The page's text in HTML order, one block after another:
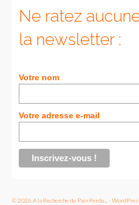
Ne ratez
la newsletter :
Votre nom
Votre adresse e-mail
© 2026 A la Recherche du Pain Perdu... -